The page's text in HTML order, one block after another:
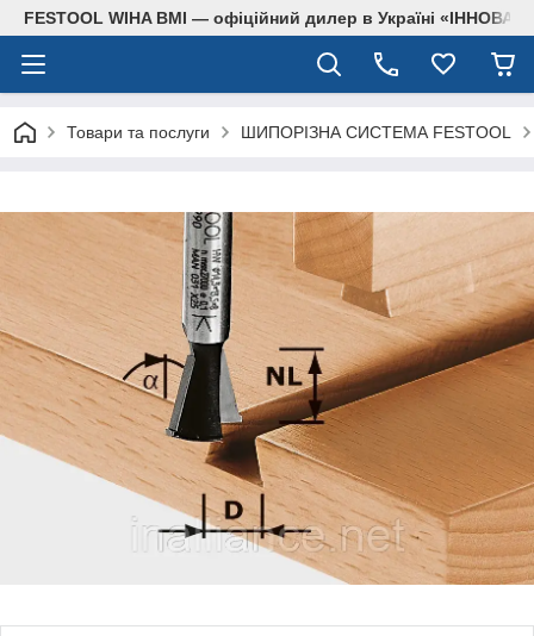
FESTOOL WIHA BMI — офіційний дилер в Україні
Товари та послуги ШИПОРІЗНА СИСТЕМА FESTOOL